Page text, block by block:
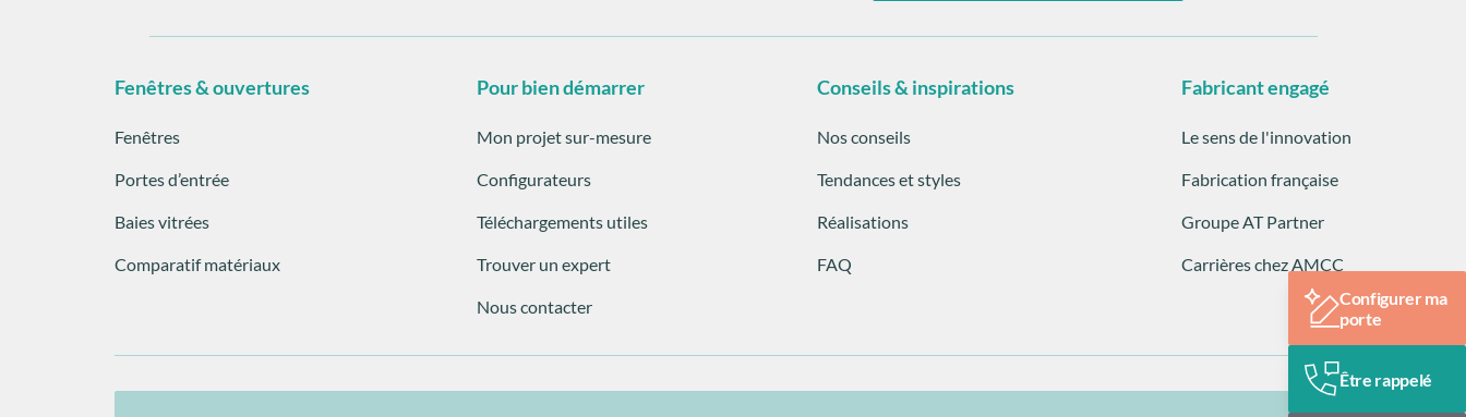
Fenêtres & ouvertures
Fenêtres
Portes d’entrée
Baies vitrées
Comparatif matériaux
Pour bien démarrer
Mon projet sur-mesure
Configurateurs
Téléchargements utiles
Trouver un expert
Nous contacter
Conseils & inspirations
Nos conseils
Tendances et styles
Réalisations
FAQ
Fabricant engagé
Le sens de l'innovation
Fabrication française
Groupe AT Partner
Carrières chez AMCC
Configurer ma
porte
Être rappelé